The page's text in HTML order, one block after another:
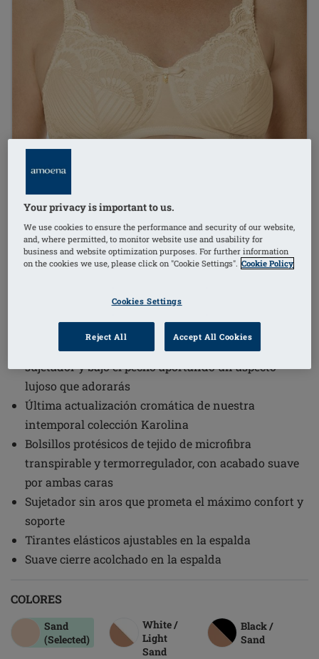
Código de pedido: 44856 Karolina SB
Detalle de encaje elegante sobre las copas del
sujetador y bajo el pecho aportando un aspecto
lujoso que adorarás
Última actualización cromática de nuestra
intemporal colección Karolina
Bolsillos protésicos de tejido de microfibra
transpirable y termorregulador, con acabado suave
por ambas caras
Sujetador sin aros que prometa el máximo confort y
soporte
Tirantes elásticos ajustables en la espalda
Suave cierre acolchado en la espalda
COLORES
Sand
(Selected)
White /
Light
Sand
Black /
Sand
Your privacy is important to us.
We use cookies to ensure the performance and security of our website,
and, where permitted, to monitor website use and usability for
business and website optimization purposes. For further information
on the cookies we use, please click on "Cookie Settings". Cookie Policy
Cookies Settings
Reject All Accept All Cookies